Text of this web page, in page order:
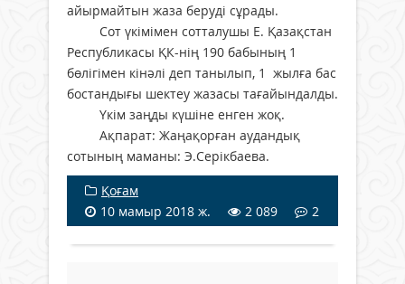
айырмайтын жаза беруді сұрады.
Сот үкімімен сотталушы Е. Қазақстан
Республикасы ҚК-нің 190 бабының 1
бөлігімен кінәлі деп танылып, 1 жылға бас
бостандығы шектеу жазасы тағайындалды.
Үкім заңды күшіне енген жоқ.
Ақпарат: Жаңақорған аудандық
сотының маманы: Э.Серікбаева.
Қоғам
10 мамыр 2018 ж.
2 089 2